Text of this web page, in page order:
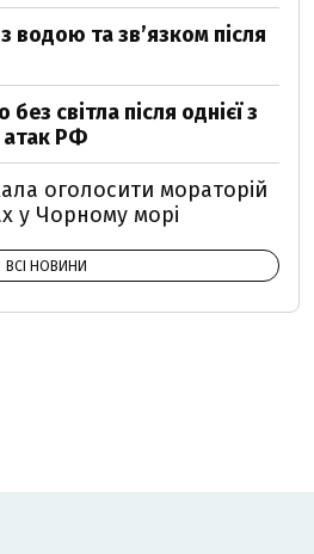
водою та звʼязком після
світла після однієї з
атак РФ
оголосити мораторій
у Чорному морі
ВСІ НОВИНИ